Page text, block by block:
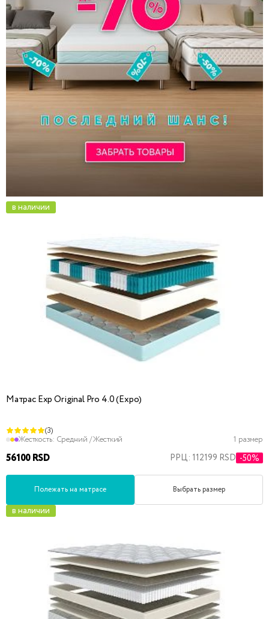
в наличии
Матрас Exp Original Pro 4.0 (Expo)
(3)
Жесткость: Средний / Жесткий 1 размер
56100 RSD РРЦ: 112199 RSD -50%
Полежать на матрасе Выбрать размер
в наличии